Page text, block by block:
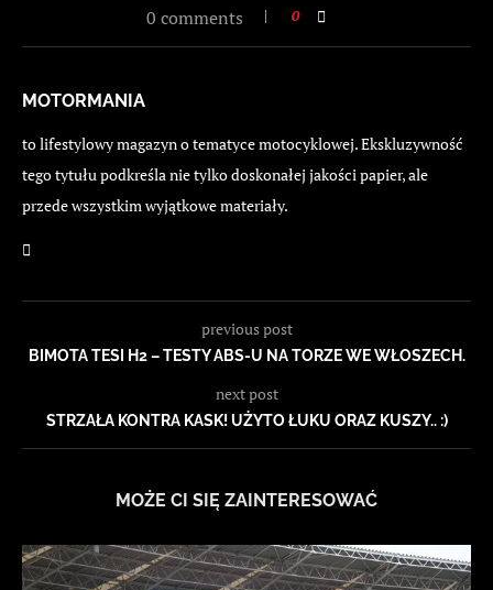
0 comments 0
MOTORMANIA
to lifestylowy magazyn o tematyce motocyklowej. Ekskluzywność
tego tytułu podkreśla nie tylko doskonałej jakości papier, ale
przede wszystkim wyjątkowe materiały.
previous post
BIMOTA TESI H2 – TESTY ABS-U NA TORZE WE WŁOSZECH.
next post
STRZAŁA KONTRA KASK! UŻYTO ŁUKU ORAZ KUSZY.. :)
MOŻE CI SIĘ ZAINTERESOWAĆ